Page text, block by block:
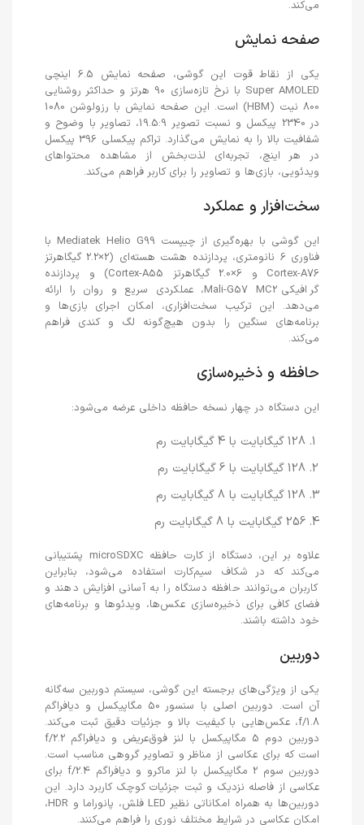
می‌کند.
صفحه نمایش
یکی از نقاط قوت این گوشی، صفحه نمایش 6.5 اینچی
Super AMOLED با نرخ تازه‌سازی 90 هرتز و حداکثر روشنایی
800 نیت (HBM) است. این صفحه نمایش با رزولوشن 1080
در 2340 پیکسل و نسبت تصویر 19.5:9، تصاویر با وضوح و
شفافیت بالا را به نمایش می‌گذارد. تراکم پیکسلی 396 پیکسل
در هر اینچ، تجربه‌ای لذت‌بخش از مشاهده محتواهای
ویدئویی، بازی‌ها و تصاویر را برای کاربر فراهم می‌کند.
سخت‌افزار و عملکرد
این گوشی با بهره‌گیری از چیپست Mediatek Helio G99 با
فناوری 6 نانومتری، پردازنده هشت هسته‌ای (2×2.2 گیگاهرتز
Cortex-A76 و 6×2.0 گیگاهرتز Cortex-A55) و پردازنده
گرافیکی Mali-G57 MC2، عملکردی سریع و روان را ارائه
می‌دهد. این ترکیب سخت‌افزاری، امکان اجرای بازی‌ها و
برنامه‌های سنگین را بدون هیچ‌گونه لگ و کندی فراهم
می‌کند.
حافظه و ذخیره‌سازی
این دستگاه در چهار نسخه حافظه داخلی عرضه می‌شود:
128 گیگابایت با 4 گیگابایت رم
128 گیگابایت با 6 گیگابایت رم
128 گیگابایت با 8 گیگابایت رم
256 گیگابایت با 8 گیگابایت رم
علاوه بر این، دستگاه از کارت حافظه microSDXC پشتیبانی
می‌کند که در شکاف سیم‌کارت استفاده می‌شود، بنابراین
کاربران می‌توانند حافظه دستگاه را به آسانی افزایش دهند و
فضای کافی برای ذخیره‌سازی عکس‌ها، ویدئوها و برنامه‌های
خود داشته باشند.
دوربین
یکی از ویژگی‌های برجسته این گوشی، سیستم دوربین سه‌گانه
آن است. دوربین اصلی با سنسور 50 مگاپیکسل و دیافراگم
f/1.8، عکس‌هایی با کیفیت بالا و جزئیات دقیق ثبت می‌کند.
دوربین دوم 5 مگاپیکسل با لنز فوق‌عریض و دیافراگم f/2.2
است که برای عکاسی از مناظر و تصاویر گروهی مناسب است.
دوربین سوم 2 مگاپیکسل با لنز ماکرو و دیافراگم f/2.4 برای
عکاسی از فاصله نزدیک و ثبت جزئیات کوچک کاربرد دارد. این
دوربین‌ها به همراه امکاناتی نظیر LED فلش، پانوراما و HDR،
امکان عکاسی در شرایط مختلف نوری را فراهم می‌کنند.